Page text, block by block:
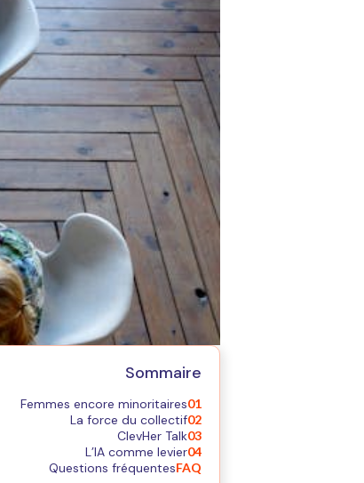
Sommaire
Femmes encore minoritaires01
La force du collectif02
ClevHer Talk03
L’IA comme levier04
Questions fréquentesFAQ